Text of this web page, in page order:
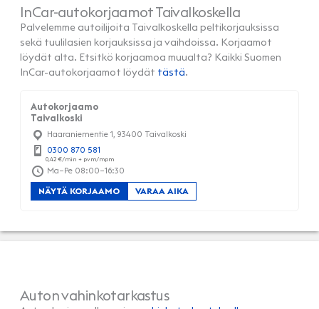
InCar-autokorjaamot Taivalkoskella
Palvelemme autoilijoita Taivalkoskella peltikorjauksissa
sekä tuulilasien korjauksissa ja vaihdoissa. Korjaamot
löydät alta. Etsitkö korjaamoa muualta? Kaikki Suomen
InCar-autokorjaamot löydät tästä.
Autokorjaamo
Taivalkoski
Haaraniementie 1, 93400 Taivalkoski
0300 870 581
Ma–Pe 08:00–16:30
NÄYTÄ KORJAAMO VARAA AIKA
Auton vahinkotarkastus